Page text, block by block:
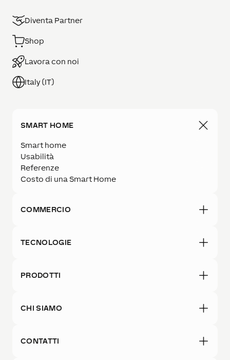
Diventa Partner
Shop
Lavora con noi
Italy (IT)
SMART HOME
Smart home
Usabilità
Referenze
Costo di una Smart Home
COMMERCIO
TECNOLOGIE
PRODOTTI
CHI SIAMO
CONTATTI